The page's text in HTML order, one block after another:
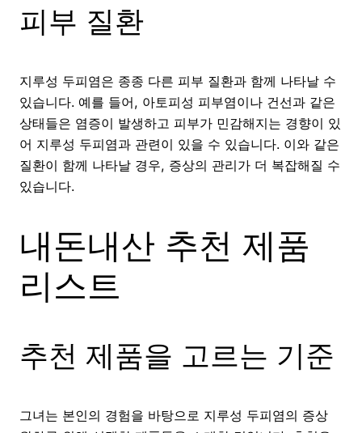
피부 질환
지루성 두피염은 종종 다른 피부 질환과 함께 나타날 수
있습니다. 예를 들어, 아토피성 피부염이나 건선과 같은
상태들은 염증이 발생하고 피부가 민감해지는 경향이 있
어 지루성 두피염과 관련이 있을 수 있습니다. 이와 같은
질환이 함께 나타날 경우, 증상의 관리가 더 복잡해질 수
있습니다.
내돈내산 추천 제품
리스트
추천 제품을 고르는 기준
그녀는 본인의 경험을 바탕으로 지루성 두피염의 증상